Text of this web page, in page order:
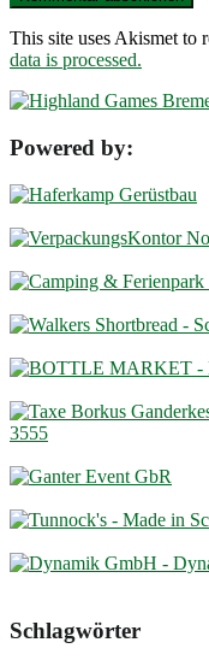
This site uses Akismet to
data is processed.
Powered by:
Schlagwörter